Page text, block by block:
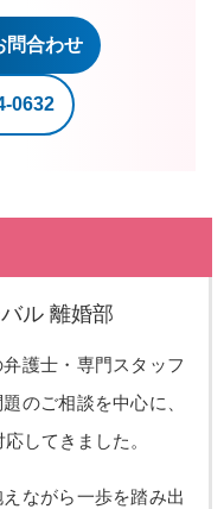
問合わせ
0632
ル 離婚部
護士・専門スタッフ
のご相談を中心に、
してきました。
ながら一歩を踏み出